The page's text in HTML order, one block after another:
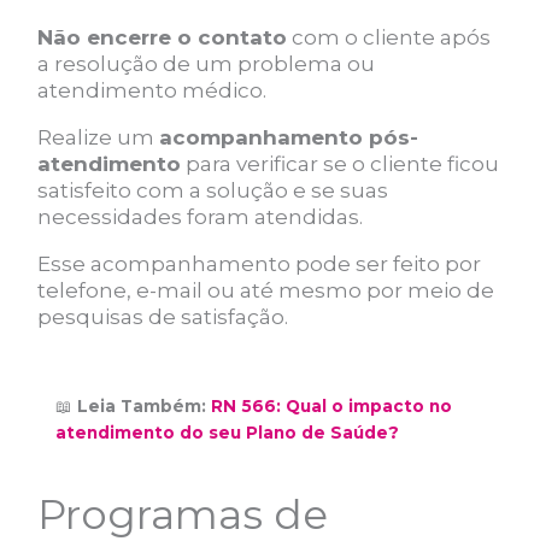
Não encerre o contato com o cliente após
a resolução de um problema ou
atendimento médico.
Realize um acompanhamento pós-
atendimento para verificar se o cliente ficou
satisfeito com a solução e se suas
necessidades foram atendidas.
Esse acompanhamento pode ser feito por
telefone, e-mail ou até mesmo por meio de
pesquisas de satisfação.
📖 Leia Também: RN 566: Qual o impacto no
atendimento do seu Plano de Saúde?
Programas de